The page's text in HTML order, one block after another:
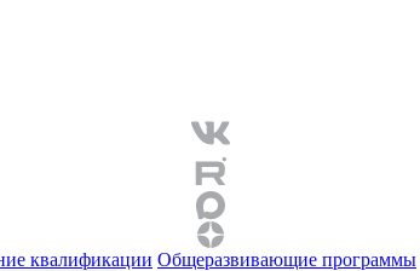
квалификации Общеразвивающие программы